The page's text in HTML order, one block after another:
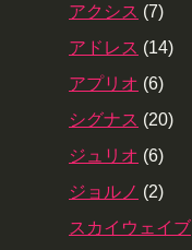
アクシス (7)
アドレス (14)
アプリオ (6)
シグナス (20)
ジュリオ (6)
ジョルノ (2)
スカイウェイブ